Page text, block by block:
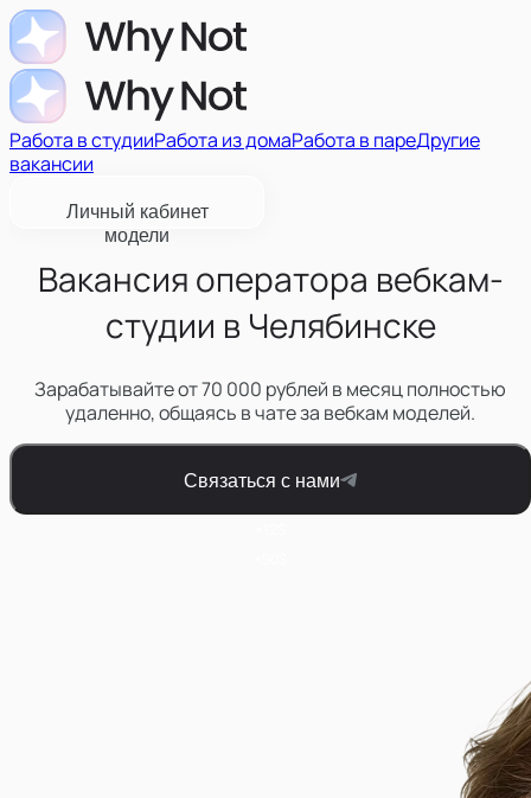
Работа в студииРабота из домаРабота в пареДругие
вакансии
Личный кабинет
модели
Вакансия оператора вебкам-
студии в Челябинске
Зарабатывайте от 70 000 рублей в месяц полностью
удаленно, общаясь в чате за вебкам моделей.
Связаться с нами